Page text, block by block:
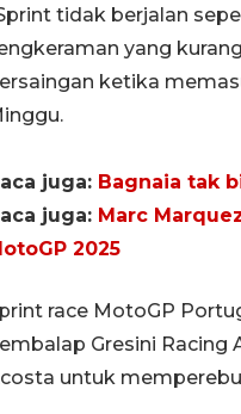
tidak berjalan
yang
ketika
juga: Bagnaia tak
juga: Marc
2025
print race MotoGP
Gresini Racing
untuk